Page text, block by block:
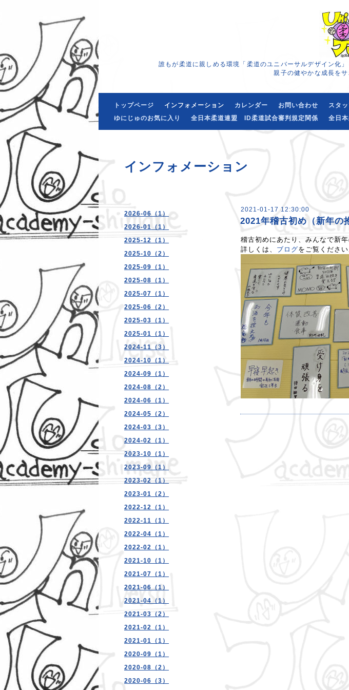
誰もが柔道に親しめる環境「柔道のユニバーサルデザイン化
親子の健やかな成長をサ
トップページ インフォメーション カレンダー お問い合わせ スタッ
ゆにじゅのお気に入り
全日本柔道連盟 ID柔道試合審判規定関係 全日
2026-06（1）
2026-01（1）
2025-12（1）
2025-10（2）
2025-09（1）
2025-08（1）
2025-07（1）
2025-06（2）
2025-03（1）
2025-01（1）
2024-11（3）
2024-10（1）
2024-09（1）
2024-08（2）
2024-06（1）
2024-05（2）
2024-03（3）
2024-02（1）
2023-10（1）
2023-09（1）
2023-02（1）
2023-01（2）
2022-12（1）
2022-11（1）
2022-04（1）
2022-02（1）
2021-10（1）
2021-07（1）
2021-06（1）
2021-04（1）
2021-03（2）
2021-02（1）
2021-01（1）
2020-09（1）
2020-08（2）
2020-06（3）
インフォメーション
2021-01-17 12:30:00
2021年稽古初め（新年の
稽古初めにあたり、みんなで新年
詳しくは、 ブログをご覧ください